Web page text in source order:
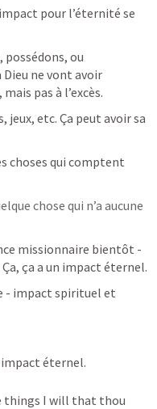
pour l’éternité se
possédons, ou
Dieu ne vont avoir
pas à l’excès.
jeux, etc. Ça peut avoir sa
choses qui comptent
chose qui n’a aucune
missionnaire bientôt -
ça a un impact éternel.
- impact spirituel et
éternel.
things I will that thou